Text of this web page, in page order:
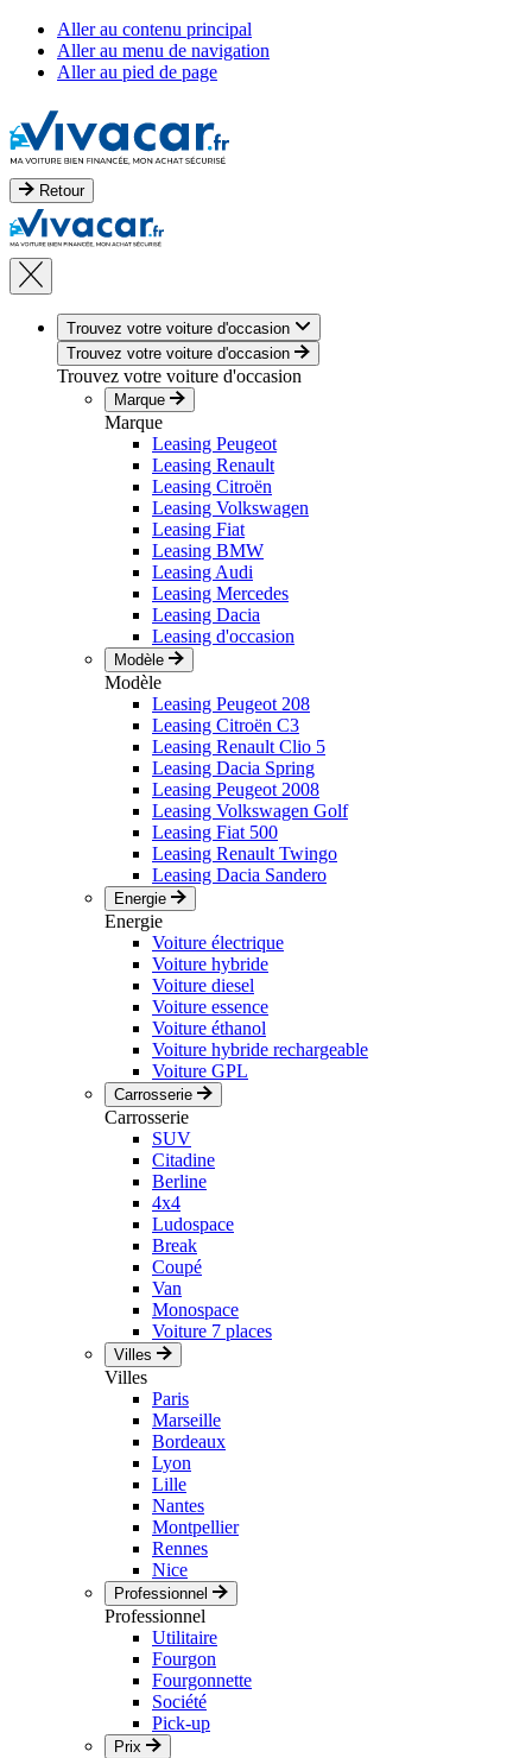
Aller au contenu principal
Aller au menu de navigation
Aller au pied de page
Retour
Trouvez votre voiture d'occasion
Trouvez votre voiture d'occasion
Trouvez votre voiture d'occasion
Marque
Marque
Leasing Peugeot
Leasing Renault
Leasing Citroën
Leasing Volkswagen
Leasing Fiat
Leasing BMW
Leasing Audi
Leasing Mercedes
Leasing Dacia
Leasing d'occasion
Modèle
Modèle
Leasing Peugeot 208
Leasing Citroën C3
Leasing Renault Clio 5
Leasing Dacia Spring
Leasing Peugeot 2008
Leasing Volkswagen Golf
Leasing Fiat 500
Leasing Renault Twingo
Leasing Dacia Sandero
Energie
Energie
Voiture électrique
Voiture hybride
Voiture diesel
Voiture essence
Voiture éthanol
Voiture hybride rechargeable
Voiture GPL
Carrosserie
Carrosserie
SUV
Citadine
Berline
4x4
Ludospace
Break
Coupé
Van
Monospace
Voiture 7 places
Villes
Villes
Paris
Marseille
Bordeaux
Lyon
Lille
Nantes
Montpellier
Rennes
Nice
Professionnel
Professionnel
Utilitaire
Fourgon
Fourgonnette
Société
Pick-up
Prix